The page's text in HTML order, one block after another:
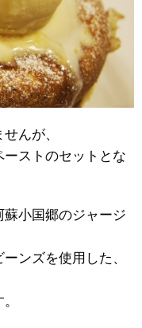
んが、
ストのセットとな
小国郷のジャージ
ンズを使用した、